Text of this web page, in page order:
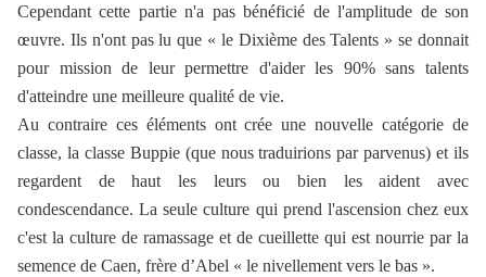
Cependant cette partie n'a pas bénéficié de l'amplitude de son
œuvre. Ils n'ont pas lu que « le Dixième des Talents » se donnait
pour mission de leur permettre d'aider les 90% sans talents
d'atteindre une meilleure qualité de vie.
Au contraire ces éléments ont crée une nouvelle catégorie de
classe, la classe Buppie (que nous traduirions par parvenus) et ils
regardent de haut les leurs ou bien les aident avec
condescendance. La seule culture qui prend l'ascension chez eux
c'est la culture de ramassage et de cueillette qui est nourrie par la
semence de Caen, frère d’Abel « le nivellement vers le bas ».